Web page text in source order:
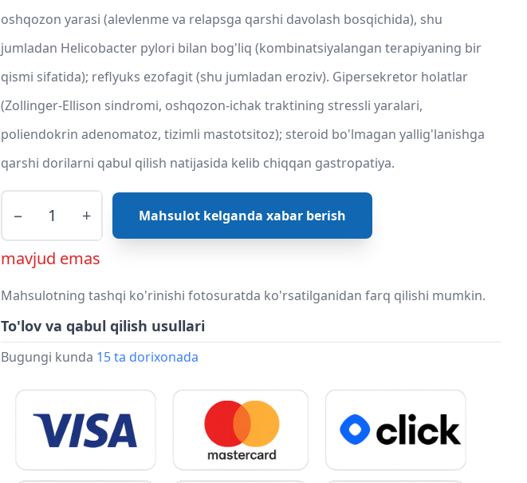
oshqozon yarasi (alevlenme va relapsga qarshi davolash bosqichida), shu
jumladan Helicobacter pylori bilan bog'liq (kombinatsiyalangan terapiyaning bir
qismi sifatida); reflyuks ezofagit (shu jumladan eroziv). Gipersekretor holatlar
(Zollinger-Ellison sindromi, oshqozon-ichak traktining stressli yaralari,
poliendokrin adenomatoz, tizimli mastotsitoz); steroid bo'lmagan yallig'lanishga
qarshi dorilarni qabul qilish natijasida kelib chiqqan gastropatiya.
− + Mahsulot kelganda xabar berish
mavjud emas
Mahsulotning tashqi ko'rinishi fotosuratda ko'rsatilganidan farq qilishi mumkin.
To'lov va qabul qilish usullari
Bugungi kunda 15 ta dorixonada